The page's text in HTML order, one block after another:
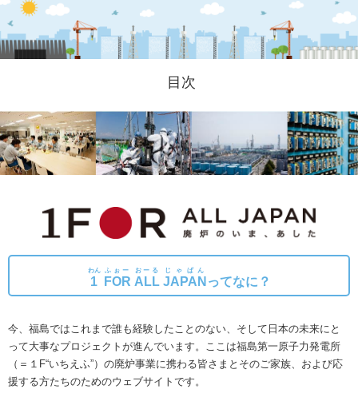
目次
1
わん
FOR
ふぉー
ALL
おーる
JAPAN
じゃぱん
ってなに？
今、福島ではこれまで誰も経験したことのない、そして日本の未来にと
って大事なプロジェクトが進んでいます。 ここは福島第一原子力発電所
（＝１F“いちえふ”）の廃炉事業に携わる皆さまとそのご家族、および応
援する方たちのためのウェブサイトです。